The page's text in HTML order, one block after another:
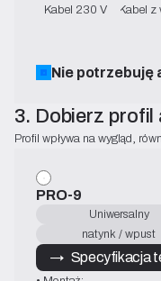
Kabel 230 V Kabel z
Nie potrzebuję
3. Dobierz
Profil wpływa na wygląd,
PRO-9
Uniwersalny
natynk / wpust
→   Specyfikacja